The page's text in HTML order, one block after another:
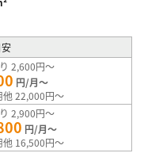
2,600円～
円/月～
他 22,000円～
2,900円～
円/月～
他 16,500円～